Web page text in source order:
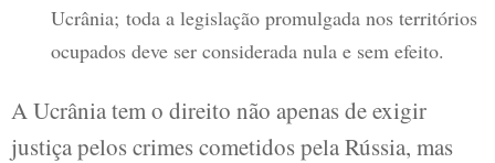
Ucrânia; toda a legislação promulgada nos territórios
ocupados deve ser considerada nula e sem efeito.
A Ucrânia tem o direito não apenas de exigir
justiça pelos crimes cometidos pela Rússia, mas